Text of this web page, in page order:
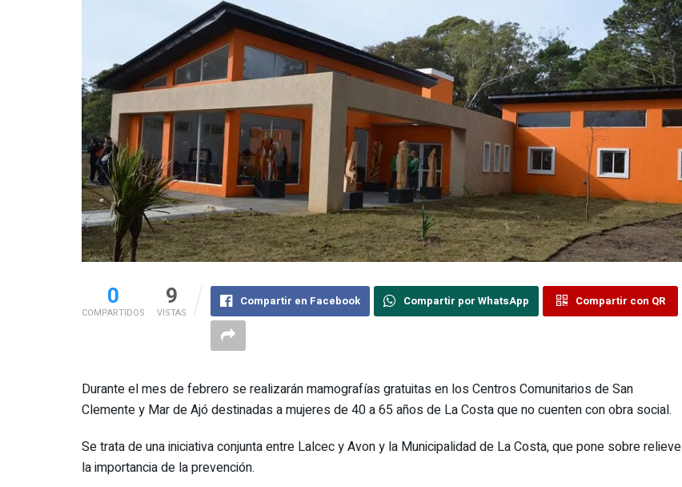
0
COMPARTIDOS
9
VISTAS
Compartir en Facebook Compartir por WhatsApp Compartir con QR
Durante el mes de febrero se realizarán mamografías gratuitas en los Centros Comunitarios de San
Clemente y Mar de Ajó destinadas a mujeres de 40 a 65 años de La Costa que no cuenten con obra social.
Se trata de una iniciativa conjunta entre Lalcec y Avon y la Municipalidad de La Costa, que pone sobre relieve
la importancia de la prevención.